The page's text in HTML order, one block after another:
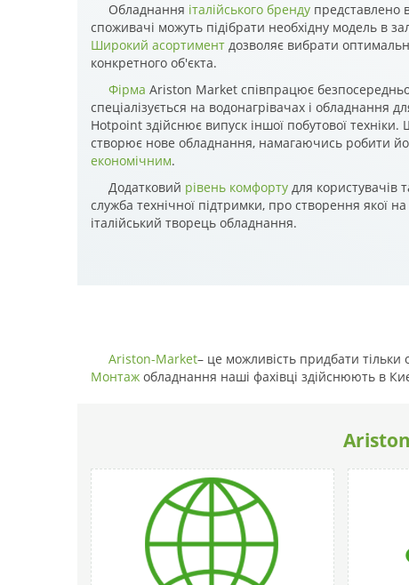
Обладнання італійського бренду представлено
споживачі можуть підібрати необхідну модель в
Широкий асортимент дозволяє вибрати
конкретного об'єкта.
Фірма Ariston Market співпрацює
спеціалізується на водонагрівачах і обладнання
Hotpoint здійснює випуск іншої побутової
створює нове обладнання, намагаючись робити
економічним.
Додатковий рівень комфорту для користувачів
служба технічної підтримки, про створення якої
італійський творець обладнання.
Ariston-Market– це можливість придбати
Монтаж обладнання наші фахівці здійснюють в